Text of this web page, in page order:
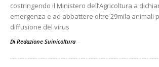
costringendo il Ministero dell’Agricoltura a
emergenza e ad abbattere oltre 29mila animali
diffusione del virus
Di Redazione Suinicoltura -